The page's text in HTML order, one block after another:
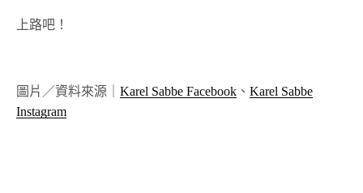
上路吧！
圖片／資料來源｜ Karel Sabbe Facebook 、Karel Sabbe
Instagram